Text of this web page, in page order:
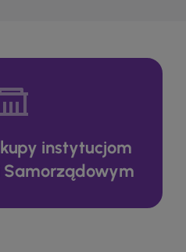
instytucjom
Samorządowym